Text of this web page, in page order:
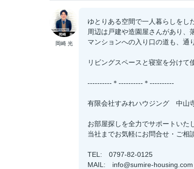
岡崎 光
ゆとりある空間で一人暮らしをし
周辺は戸建や造園屋さんがあり、
マンションへの入り口の道も、通
リビングスペースと寝室を分けて
----------＊----------＊----------
有限会社すみれハウジング 中山
お部屋探しを全力でサポートいた
当社までお気軽にお問合せ・ご相
TEL: 0797-82-0125
MAIL: info@sumire-housing.com